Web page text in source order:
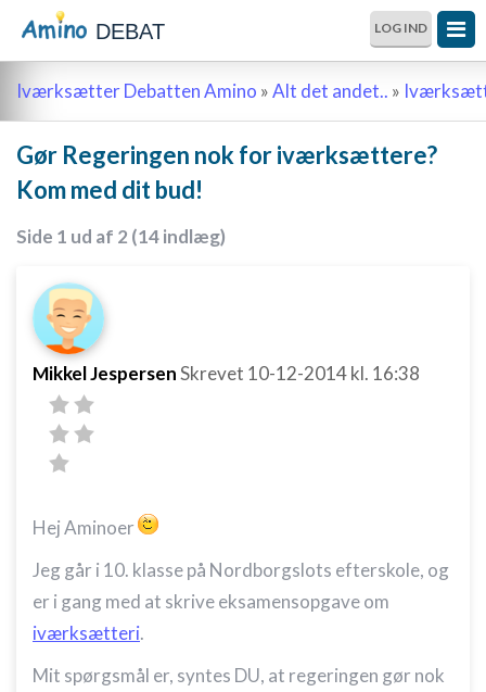
DEBAT LOG IND
Iværksætter Debatten Amino »Alt det andet.. »
Gør Regeringen nok for iværksættere?
Kom med dit bud!
Side 1 ud af 2 (14 indlæg)
Mikkel JespersenSkrevet 10-12-2014kl. 16:38
Hej Aminoer
Jeg går i 10. klasse på Nordborgslots efterskole, og
er i gang med at skrive eksamensopgave om
iværksætteri.
Mit spørgsmål er, syntes DU, at regeringen gør nok